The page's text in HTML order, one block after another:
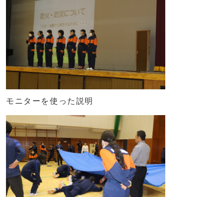
モニターを使った説明